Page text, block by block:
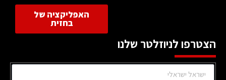
האפליקציה של
בחזית
הצטרפו לניוזלטר שלנו